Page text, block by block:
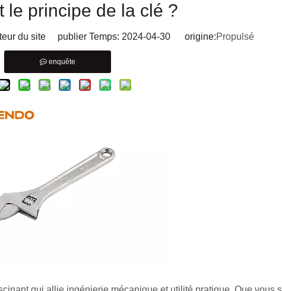
le principe de la clé ?
du site publier Temps: 2024-04-30 origine:Propulsé
enquête